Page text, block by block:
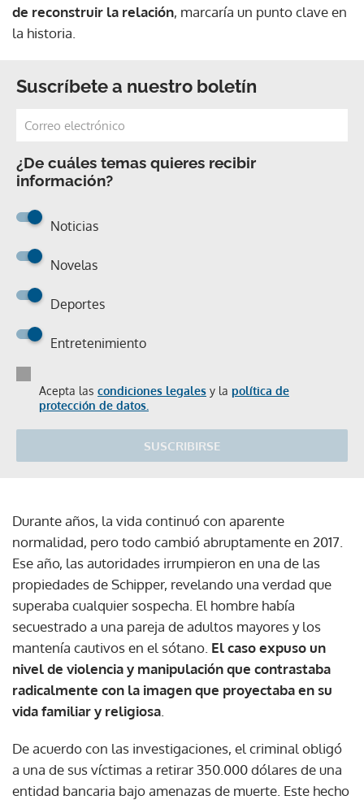
de reconstruir la relación, marcaría un punto clave en
la historia.
Suscríbete a nuestro boletín
¿De cuáles temas quieres recibir
información?
Noticias
Novelas
Deportes
Entretenimiento
Acepta las condiciones legales y la política de
protección de datos.
SUSCRIBIRSE
Durante años, la vida continuó con aparente
normalidad, pero todo cambió abruptamente en 2017.
Ese año, las autoridades irrumpieron en una de las
propiedades de Schipper, revelando una verdad que
superaba cualquier sospecha. El hombre había
secuestrado a una pareja de adultos mayores y los
mantenía cautivos en el sótano. El caso expuso un
nivel de violencia y manipulación que contrastaba
radicalmente con la imagen que proyectaba en su
vida familiar y religiosa
De acuerdo con las investigaciones, el criminal obligó
a una de sus víctimas a retirar 350.000 dólares de una
entidad bancaria bajo amenazas de muerte. Este hecho